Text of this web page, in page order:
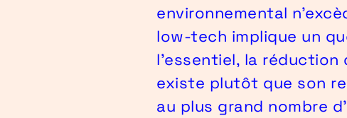
environnemental
low-tech implique un
l’essentiel, la
existe plutôt que son
au plus grand nombre